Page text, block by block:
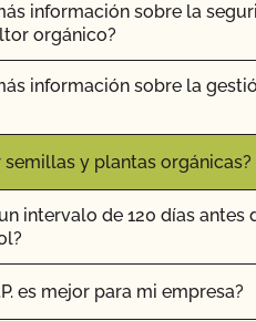
is Non-GMO & More" de
actualizo mi Plan de
el CCOF?
el estado de mis Acciones y
coste de mi inspección
información sobre la
orgánico?
información sobre la
y plantas orgánicas?
intervalo de 120 días antes
es mejor para mi empresa?